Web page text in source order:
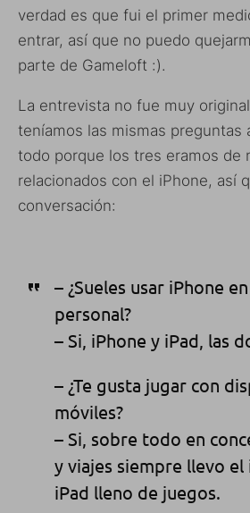
verdad es que fui el primer
entrar, así que no puedo
parte de Gameloft :).
La entrevista no fue muy
teníamos las mismas preguntas
todo porque los tres eramos de
relacionados con el iPhone, así
conversación:
– ¿Sueles usar iPhone
personal?
– Si, iPhone y iPad, las
– ¿Te gusta jugar con
móviles?
– Si, sobre todo en
y viajes siempre llevo el
iPad lleno de juegos.